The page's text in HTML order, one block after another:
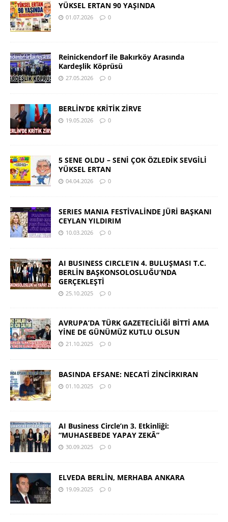
YÜKSEL ERTAN 90 YAŞINDA
01.07.2026 0
Reinickendorf ile Bakırköy Arasında
Kardeşlik Köprüsü
27.05.2026 0
BERLİN’DE KRİTİK ZİRVE
19.05.2026 0
5 SENE OLDU – SENİ ÇOK ÖZLEDİK SEVGİLİ
YÜKSEL ERTAN
04.04.2026 0
SERIES MANIA FESTİVALİNDE JÜRİ BAŞKANI
CEYLAN YILDIRIM
10.03.2026 0
AI BUSINESS CIRCLE’IN 4. BULUŞMASI T.C.
BERLİN BAŞKONSOLOSLUĞU’NDA
GERÇEKLEŞTİ
25.10.2025 0
AVRUPA’DA TÜRK GAZETECİLİĞİ BİTTİ AMA
YİNE DE GÜNÜMÜZ KUTLU OLSUN
21.10.2025 0
BASINDA EFSANE: NECATİ ZİNCİRKIRAN
01.10.2025 0
AI Business Circle’ın 3. Etkinliği:
“MUHASEBEDE YAPAY ZEKÂ”
30.09.2025 0
ELVEDA BERLİN, MERHABA ANKARA
19.09.2025 0